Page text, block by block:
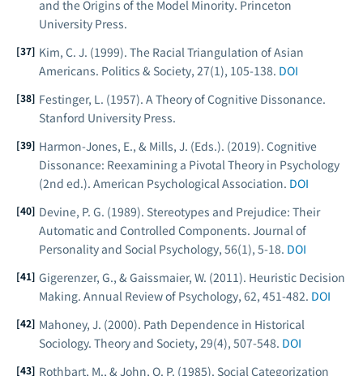
and the Origins of the Model Minority. Princeton
University Press.
Kim, C. J. (1999). The Racial Triangulation of Asian
Americans. Politics & Society, 27(1), 105-138. DOI
Festinger, L. (1957). A Theory of Cognitive Dissonance.
Stanford University Press.
Harmon-Jones, E., & Mills, J. (Eds.). (2019). Cognitive
Dissonance: Reexamining a Pivotal Theory in Psychology
(2nd ed.). American Psychological Association. DOI
Devine, P. G. (1989). Stereotypes and Prejudice: Their
Automatic and Controlled Components. Journal of
Personality and Social Psychology, 56(1), 5-18. DOI
Gigerenzer, G., & Gaissmaier, W. (2011). Heuristic Decision
Making. Annual Review of Psychology, 62, 451-482. DOI
Mahoney, J. (2000). Path Dependence in Historical
Sociology. Theory and Society, 29(4), 507-548. DOI
Rothbart, M., & John, O. P. (1985). Social Categorization